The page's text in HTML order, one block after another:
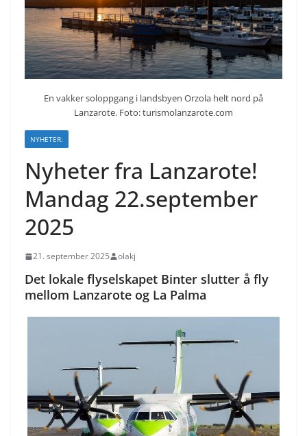
En vakker soloppgang i landsbyen Orzola helt nord på
Lanzarote. Foto: turismolanzarote.com
NYHETER:
Nyheter fra Lanzarote!
Mandag 22.september
2025
21. september 2025 olakj
Det lokale flyselskapet Binter slutter å fly
mellom Lanzarote og La Palma